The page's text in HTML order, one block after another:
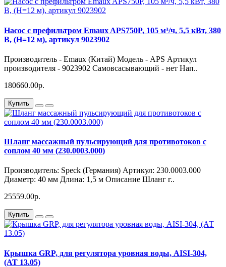
Насос с префильтром Emaux APS750P, 105 м³/ч, 5,5 кВт, 380
В, (H=12 м), артикул 9023902
Производитель - Emaux (Китай) Модель - APS Артикул
производителя - 9023902 Самовсасывающий - нет Нап..
180660.00р.
Купить
Шланг массажный пульсирующий для противотоков с
соплом 40 мм (230.0003.000)
Производитель: Speck (Германия) Артикул: 230.0003.000
Диаметр: 40 мм Длина: 1,5 м Описание Шланг г..
25559.00р.
Купить
Крышка GRP, для регулятора уровная воды, AISI-304,
(АТ 13.05)